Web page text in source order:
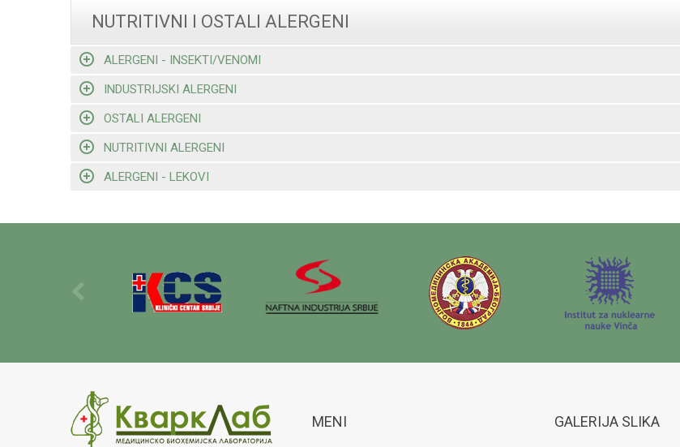
NUTRITIVNI I OSTALI ALERGENI
ALERGENI - INSEKTI/VENOMI
INDUSTRIJSKI ALERGENI
OSTALI ALERGENI
NUTRITIVNI ALERGENI
ALERGENI - LEKOVI
MENI GALERIJA SLIKA